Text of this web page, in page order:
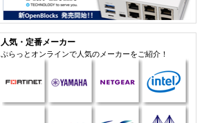
人気・定番メーカー
ぷらっとオンラインで人気のメーカーをご紹介！